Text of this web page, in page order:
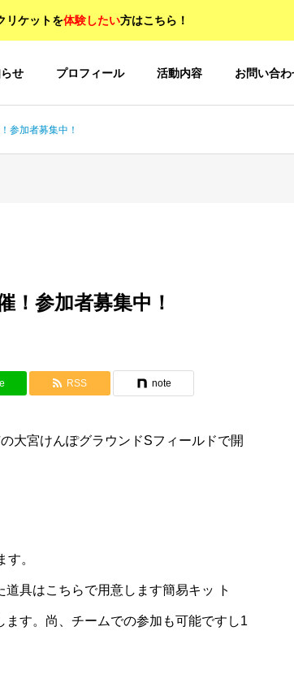
リケットを体験したい方はこちら！
せ プロフィール 活動内容 お問い合わ
参加者募集中！
！参加者募集中！
RSS note
大宮けんぽグラウンドSフィールドで開
。
具はこちらで用意します簡易キッ ト
ます。尚、チームでの参加も可能ですし1